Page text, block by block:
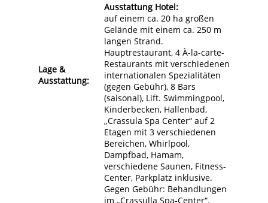
Lage &
Ausstattung:
Ausstattung Hotel:
auf einem ca. 20 ha großen
Gelände mit einem ca. 250 m
langen Strand.
Hauptrestaurant, 4 À-la-carte-
Restaurants mit verschiedenen
internationalen Spezialitäten
(gegen Gebühr), 8 Bars
(saisonal), Lift. Swimmingpool,
Kinderbecken, Hallenbad,
„Crassula Spa Center“ auf 2
Etagen mit 3 verschiedenen
Bereichen, Whirlpool,
Dampfbad, Hamam,
verschiedene Saunen, Fitness-
Center, Parkplatz inklusive.
Gegen Gebühr: Behandlungen
im „Crassulla Spa-Center“.